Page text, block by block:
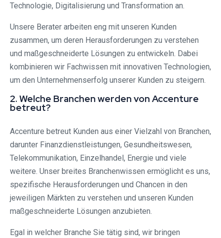
Technologie, Digitalisierung und Transformation an.
Unsere Berater arbeiten eng mit unseren Kunden
zusammen, um deren Herausforderungen zu verstehen
und maßgeschneiderte Lösungen zu entwickeln. Dabei
kombinieren wir Fachwissen mit innovativen Technologien,
um den Unternehmenserfolg unserer Kunden zu steigern.
2. Welche Branchen werden von Accenture
betreut?
Accenture betreut Kunden aus einer Vielzahl von Branchen,
darunter Finanzdienstleistungen, Gesundheitswesen,
Telekommunikation, Einzelhandel, Energie und viele
weitere. Unser breites Branchenwissen ermöglicht es uns,
spezifische Herausforderungen und Chancen in den
jeweiligen Märkten zu verstehen und unseren Kunden
maßgeschneiderte Lösungen anzubieten.
Egal in welcher Branche Sie tätig sind, wir bringen